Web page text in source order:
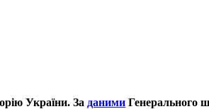
України. За даними Генерального